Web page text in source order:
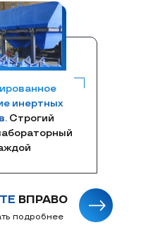
инертных
Строгий
ВПРАВО
подробнее